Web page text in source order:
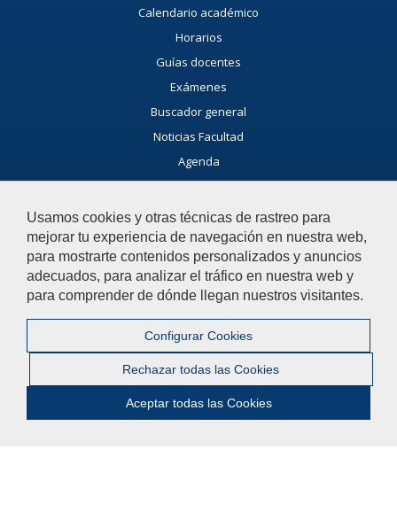
Usamos cookies y otras técnicas de rastreo para
mejorar tu experiencia de navegación en nuestra web,
para mostrarte contenidos personalizados y anuncios
adecuados, para analizar el tráfico en nuestra web y
para comprender de dónde llegan nuestros visitantes.
Configurar Cookies
Rechazar todas las Cookies
Aceptar todas las Cookies
Calendario académico
Horarios
Guías docentes
Exámenes
Buscador general
Noticias Facultad
Agenda
Agenda Cultural de la Universidad
Participa
No dudes en colaborar con la Facultad de Ciencias Sociales con
propuestas e iniciativas!
Ayúdanos a mejorar